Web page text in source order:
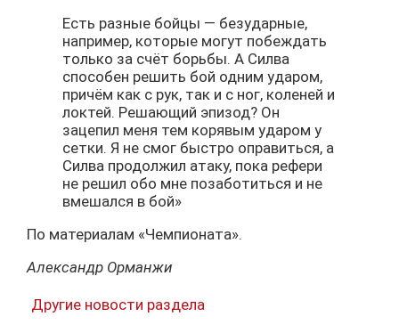
Есть разные бойцы — безударные,
например, которые могут побеждать
только за счёт борьбы. А Силва
способен решить бой одним ударом,
причём как с рук, так и с ног, коленей и
локтей. Решающий эпизод? Он
зацепил меня тем корявым ударом у
сетки. Я не смог быстро оправиться, а
Силва продолжил атаку, пока рефери
не решил обо мне позаботиться и не
вмешался в бой»
По материалам «Чемпионата».
Александр Орманжи
Другие новости раздела